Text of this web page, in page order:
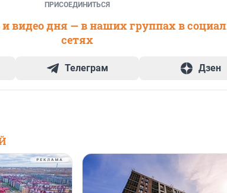
ПРИСОЕДИНИТЬСЯ
видео дня — в наших группах в
сетях
Телеграм Дзен